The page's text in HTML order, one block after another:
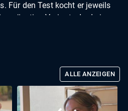
Für den Test kocht er jeweils
günstige Variante. In drei
beide Versionen und
ALLE ANZEIGEN